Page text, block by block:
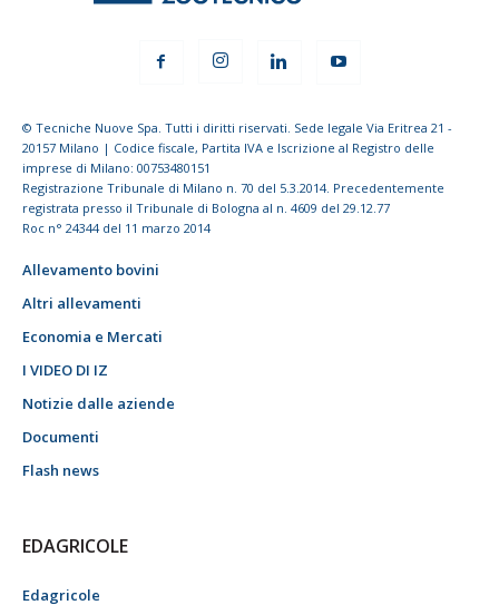
© Tecniche Nuove Spa. Tutti i diritti riservati. Sede legale Via Eritrea 21 -
20157 Milano | Codice fiscale, Partita IVA e Iscrizione al Registro delle
imprese di Milano: 00753480151
Registrazione Tribunale di Milano n. 70 del 5.3.2014. Precedentemente
registrata presso il Tribunale di Bologna al n. 4609 del 29.12.77
Roc n° 24344 del 11 marzo 2014
Allevamento bovini
Altri allevamenti
Economia e Mercati
I VIDEO DI IZ
Notizie dalle aziende
Documenti
Flash news
EDAGRICOLE
Edagricole